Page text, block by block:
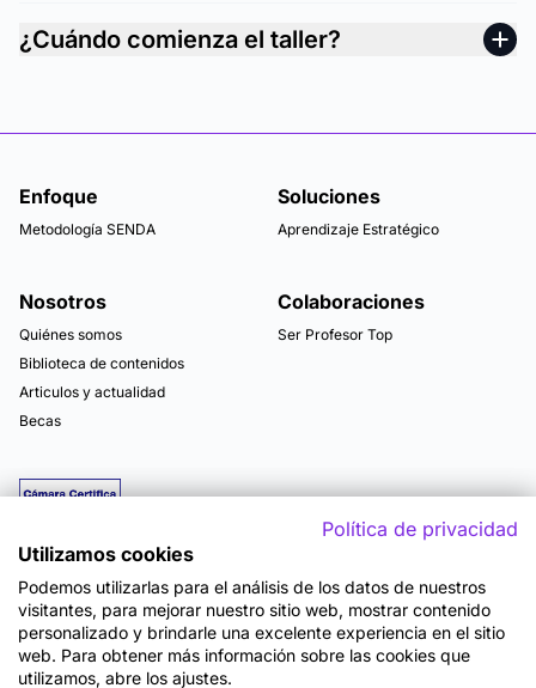
¿Cuándo comienza el taller?
Enfoque
Metodología SENDA
Soluciones
Aprendizaje Estratégico
Nosotros
Quiénes somos
Biblioteca de contenidos
Articulos y actualidad
Becas
Colaboraciones
Ser Profesor Top
Mapa del sitio Términos y Condiciones de Uso
Política de privacidad
Utilizamos cookies
Podemos utilizarlas para el análisis de los datos de nuestros
visitantes, para mejorar nuestro sitio web, mostrar contenido
personalizado y brindarle una excelente experiencia en el sitio
web. Para obtener más información sobre las cookies que
utilizamos, abre los ajustes.